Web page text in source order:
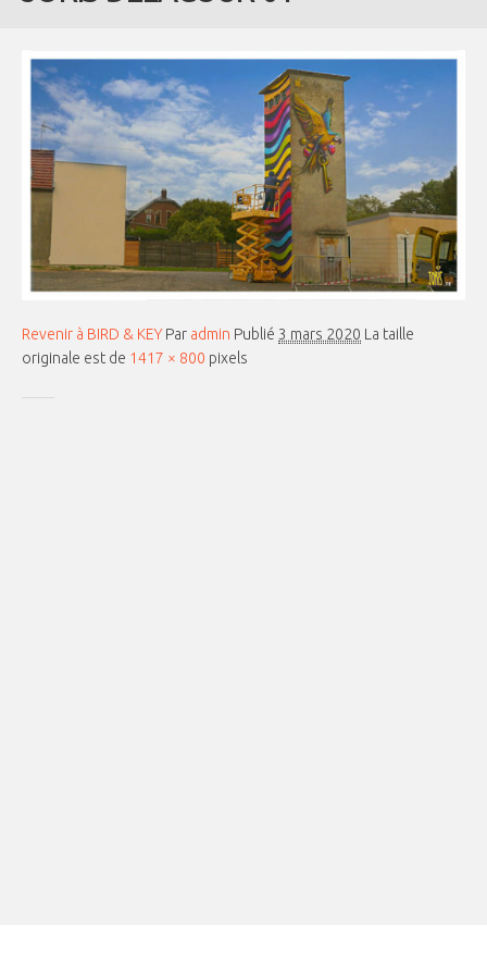
Revenir à BIRD & KEY Par admin Publié 3 mars 2020 La taille
originale est de 1417 × 800 pixels